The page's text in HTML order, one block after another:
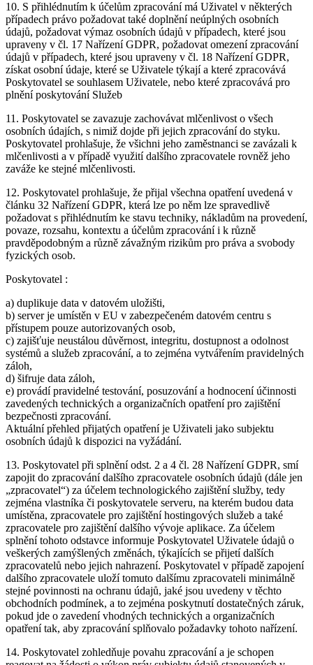
10. S přihlédnutím k účelům zpracování má Uživatel v některých
případech právo požadovat také doplnění neúplných osobních
údajů, požadovat výmaz osobních údajů v případech, které jsou
upraveny v čl. 17 Nařízení GDPR, požadovat omezení zpracování
údajů v případech, které jsou upraveny v čl. 18 Nařízení GDPR,
získat osobní údaje, které se Uživatele týkají a které zpracovává
Poskytovatel se souhlasem Uživatele, nebo které zpracovává pro
plnění poskytování Služeb
11. Poskytovatel se zavazuje zachovávat mlčenlivost o všech
osobních údajích, s nimiž dojde při jejich zpracování do styku.
Poskytovatel prohlašuje, že všichni jeho zaměstnanci se zavázali k
mlčenlivosti a v případě využití dalšího zpracovatele rovněž jeho
zaváže ke stejné mlčenlivosti.
12. Poskytovatel prohlašuje, že přijal všechna opatření uvedená v
článku 32 Nařízení GDPR, která lze po něm lze spravedlivě
požadovat s přihlédnutím ke stavu techniky, nákladům na provedení,
povaze, rozsahu, kontextu a účelům zpracování i k různě
pravděpodobným a různě závažným rizikům pro práva a svobody
fyzických osob.
Poskytovatel :
a) duplikuje data v datovém uložišti,
b) server je umístěn v EU v zabezpečeném datovém centru s
přístupem pouze autorizovaných osob,
c) zajišťuje neustálou důvěrnost, integritu, dostupnost a odolnost
systémů a služeb zpracování, a to zejména vytvářením pravidelných
záloh,
d) šifruje data záloh,
e) provádí pravidelné testování, posuzování a hodnocení účinnosti
zavedených technických a organizačních opatření pro zajištění
bezpečnosti zpracování.
Aktuální přehled přijatých opatření je Uživateli jako subjektu
osobních údajů k dispozici na vyžádání.
13. Poskytovatel při splnění odst. 2 a 4 čl. 28 Nařízení GDPR, smí
zapojit do zpracování dalšího zpracovatele osobních údajů (dále jen
„zpracovatel“) za účelem technologického zajištění služby, tedy
zejména vlastníka či poskytovatele serveru, na kterém budou data
umístěna, zpracovatele pro zajištění hostingových služeb a také
zpracovatele pro zajištění dalšího vývoje aplikace. Za účelem
splnění tohoto odstavce informuje Poskytovatel Uživatele údajů o
veškerých zamýšlených změnách, týkajících se přijetí dalších
zpracovatelů nebo jejich nahrazení. Poskytovatel v případě zapojení
dalšího zpracovatele uloží tomuto dalšímu zpracovateli minimálně
stejné povinnosti na ochranu údajů, jaké jsou uvedeny v těchto
obchodních podmínek, a to zejména poskytnutí dostatečných záruk,
pokud jde o zavedení vhodných technických a organizačních
opatření tak, aby zpracování splňovalo požadavky tohoto nařízení.
14. Poskytovatel zohledňuje povahu zpracování a je schopen